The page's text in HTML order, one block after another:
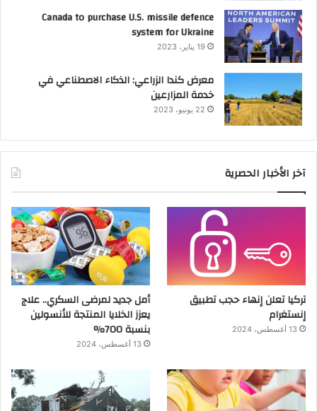
Canada to purchase U.S. missile defence
system for Ukraine
19 يناير، 2023
معرض كندا الزراعي: الذكاء الاصطناعي في
خدمة المزارعين
22 يونيو، 2023
آخر الأخبار الحصرية
تركيا تعلن إنهاء حجب تطبيق
إنستغرام
13 أغسطس، 2024
أمل جديد لمرضى السكري.. علاج
يعزز الخلايا المنتجة للأنسولين
بنسبة 700%
13 أغسطس، 2024